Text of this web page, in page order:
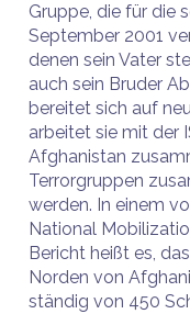
Gruppe, die für die
September 2001
denen sein Vater
auch sein Bruder
bereitet sich auf
arbeitet sie mit der
Afghanistan
Terrorgruppen
werden. In einem
National
Bericht heißt es,
Norden von
ständig von 450